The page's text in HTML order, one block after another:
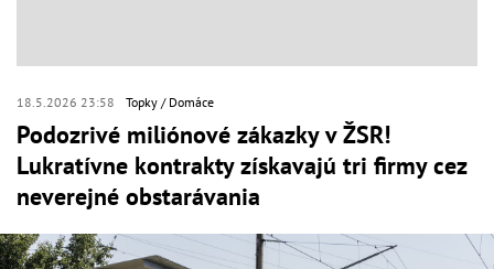
18.5.2026 23:58 Topky Domáce
Podozrivé miliónové zákazky v ŽSR!
Lukratívne kontrakty získavajú tri firmy cez
neverejné obstarávania